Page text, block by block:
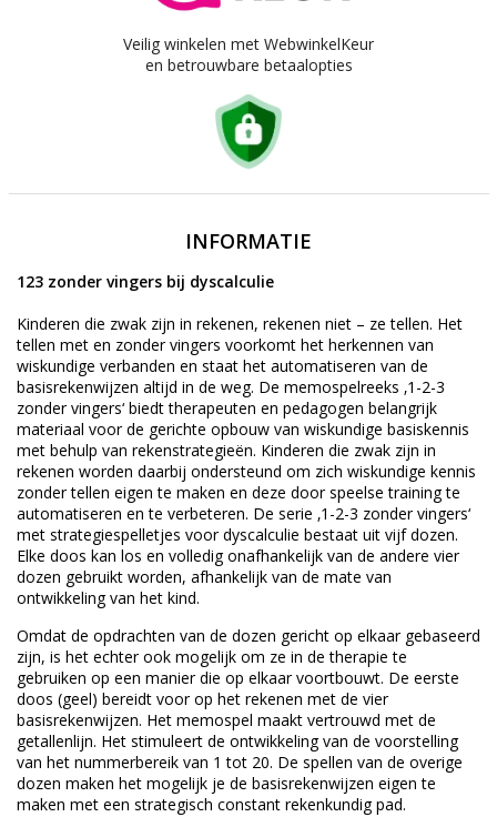
Veilig winkelen met WebwinkelKeur
en betrouwbare betaalopties
INFORMATIE
123 zonder vingers bij dyscalculie
Kinderen die zwak zijn in rekenen, rekenen niet – ze tellen. Het
tellen met en zonder vingers voorkomt het herkennen van
wiskundige verbanden en staat het automatiseren van de
basisrekenwijzen altijd in de weg. De memospelreeks ‚1-2-3
zonder vingers‘ biedt therapeuten en pedagogen belangrijk
materiaal voor de gerichte opbouw van wiskundige basiskennis
met behulp van rekenstrategieën. Kinderen die zwak zijn in
rekenen worden daarbij ondersteund om zich wiskundige kennis
zonder tellen eigen te maken en deze door speelse training te
automatiseren en te verbeteren. De serie ‚1-2-3 zonder vingers‘
met strategiespelletjes voor dyscalculie bestaat uit vijf dozen.
Elke doos kan los en volledig onafhankelijk van de andere vier
dozen gebruikt worden, afhankelijk van de mate van
ontwikkeling van het kind.
Omdat de opdrachten van de dozen gericht op elkaar gebaseerd
zijn, is het echter ook mogelijk om ze in de therapie te
gebruiken op een manier die op elkaar voortbouwt. De eerste
doos (geel) bereidt voor op het rekenen met de vier
basisrekenwijzen. Het memospel maakt vertrouwd met de
getallenlijn. Het stimuleert de ontwikkeling van de voorstelling
van het nummerbereik van 1 tot 20. De spellen van de overige
dozen maken het mogelijk je de basisrekenwijzen eigen te
maken met een strategisch constant rekenkundig pad.